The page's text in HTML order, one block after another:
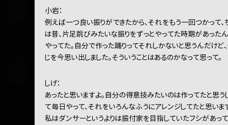
小岩：
例えば一つ良い振りができたから、それをもう一回つかって
は昔、片足跳びみたいな振りをずっとやってた時期があった
やってた。自分で作った踊りってそれしかないと思うんだけ
じを今思い出しました。そういうことはあるのかなって思って。
しげ：
あったと思いますよ。自分の得意技みたいのは作ってたと思
て毎日やって、それをいろんなふうにアレンジしてたと思いま
私はダンサーというよりは振付家を目指していたフシがあっ